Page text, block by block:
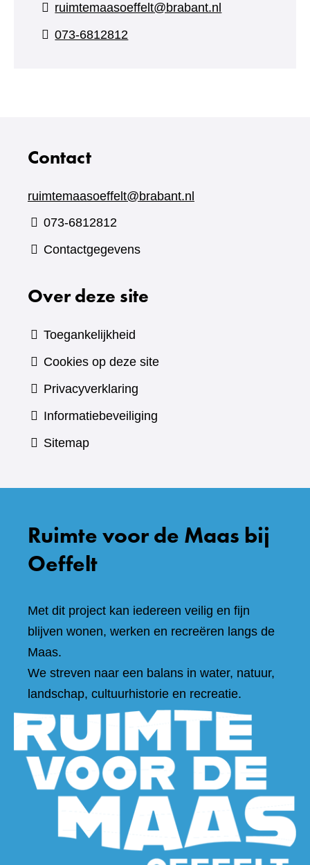
ruimtemaasoeffelt@brabant.nl
073-6812812
Contact
ruimtemaasoeffelt@brabant.nl
073-6812812
Contactgegevens
Over deze site
Toegankelijkheid
Cookies op deze site
Privacyverklaring
Informatiebeveiliging
Sitemap
Ruimte voor de Maas bij
Oeffelt
Met dit project kan iedereen veilig en fijn
blijven wonen, werken en recreëren langs de
Maas.
We streven naar een balans in water, natuur,
landschap, cultuurhistorie en recreatie.